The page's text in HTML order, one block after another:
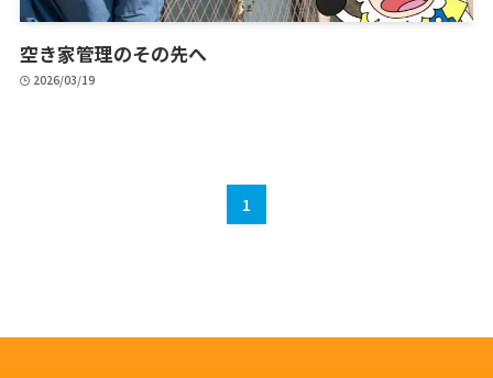
空き家管理のその先へ
2026/03/19
1